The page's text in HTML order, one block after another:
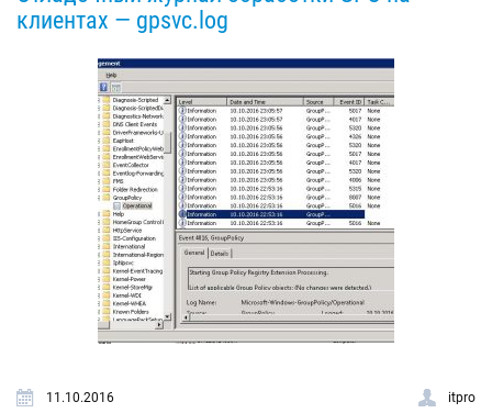
клиентах — gpsvc.log
11.10.2016 itpro